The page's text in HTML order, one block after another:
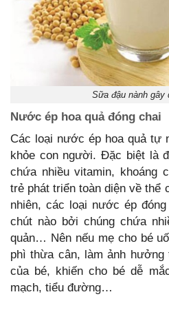
Sữa đậu nành gây
Nước ép hoa quả đóng chai
Các loại nước ép hoa quả tự
khỏe con người. Đặc biệt là
chứa nhiều vitamin, khoáng
trẻ phát triển toàn diện về thể
nhiên, các loại nước ép
chút nào bởi chúng chứa
quản… Nên nếu mẹ cho bé
phì thừa cân, làm ảnh
của bé, khiến cho bé dễ
mạch, tiểu đường…